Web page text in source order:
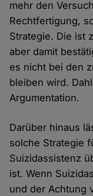
mehr den
Rechtfertigung,
Strategie. Die ist
aber damit
es nicht bei den
bleiben wird.
Argumentation.
Darüber hinaus
solche Strategie
Suizidassistenz
ist. Wenn
und der Achtung